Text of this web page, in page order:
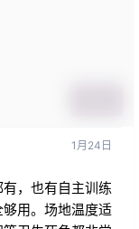
1月24日
，也有自主训练
用。场地温度适